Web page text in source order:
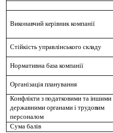
Виконавчий керівник компанії
Стійкість управлінського складу
Нормативна база компанії
Організація планування
Конфлікти з податковими та іншими
державними органами і трудовим
персоналом
Сума балів